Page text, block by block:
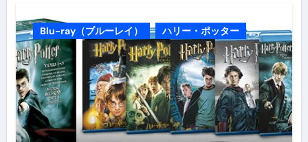
Blu-ray（ブルーレイ） ハリー・ポッター